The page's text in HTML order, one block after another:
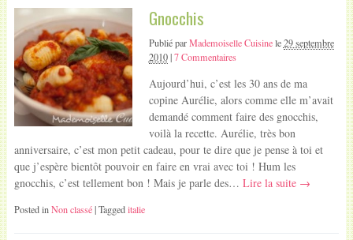
Gnocchis
Publié parMademoiselle Cuisinele29 septembre
2010|7 Commentaires
Aujourd’hui, c’est les 30 ans de ma
copine Aurélie, alors comme elle m’avait
demandé comment faire des gnocchis,
voilà la recette. Aurélie, très bon
anniversaire, c’est mon petit cadeau, pour te dire que je pense à toi et
que j’espère bientôt pouvoir en faire en vrai avec toi ! Hum les
gnocchis, c’est tellement bon ! Mais je parle des… Lire la suite →
Posted inNon classé | Taggeditalie